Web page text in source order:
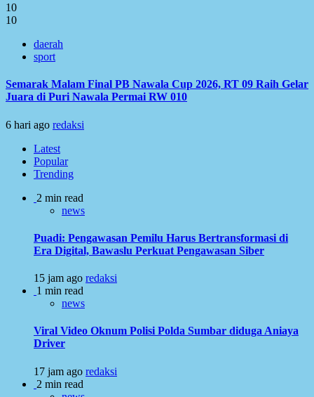
10
10
daerah
sport
Semarak Malam Final PB Nawala Cup 2026, RT 09 Raih Gelar
Juara di Puri Nawala Permai RW 010
6 hari ago redaksi
Latest
Popular
Trending
2 min read
news
Puadi: Pengawasan Pemilu Harus Bertransformasi di
Era Digital, Bawaslu Perkuat Pengawasan Siber
15 jam ago redaksi
1 min read
news
Viral Video Oknum Polisi Polda Sumbar diduga Aniaya
Driver
17 jam ago redaksi
2 min read